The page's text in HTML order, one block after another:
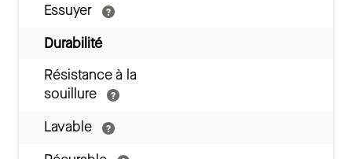
Essuyer
Durabilité
Résistance à la
souillure
Lavable